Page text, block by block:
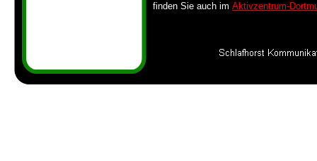
finden Sie auch im Aktivzentrum-